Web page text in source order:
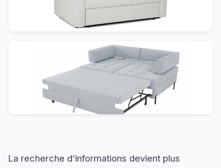
La recherche d’informations devient plus